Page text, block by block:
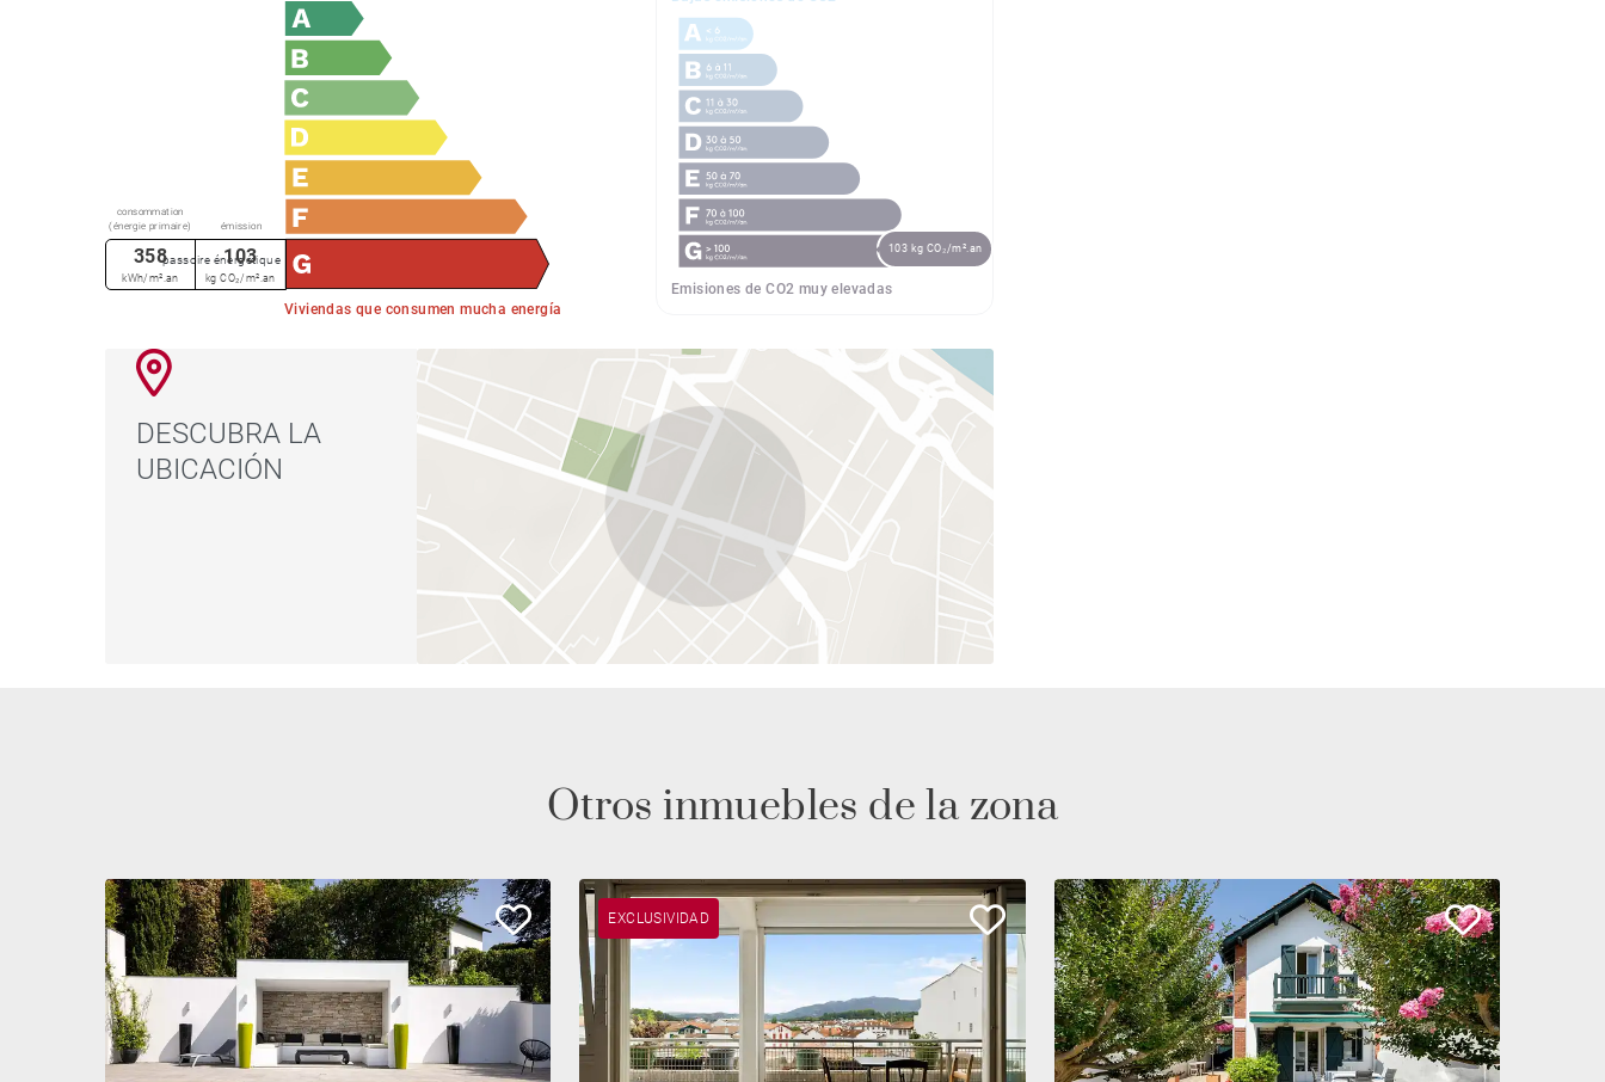
Viviendas que consumen mucha energía
passoire énergétique
consommation
(énergie primaire)
émission
358
kWh/m².an
103
kg CO₂/m².an
Emisiones de CO2 muy elevadas
103 kg CO₂/m².an
DESCUBRA LA
UBICACIÓN
Otros inmuebles de la zona
EXCLUSIVIDAD